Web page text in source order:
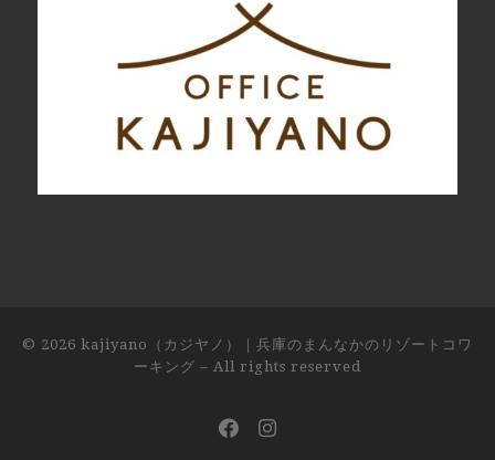
© 2026 kajiyano（カジヤノ）｜兵庫のまんなかのリゾートコワ
ーキング – All rights reserved